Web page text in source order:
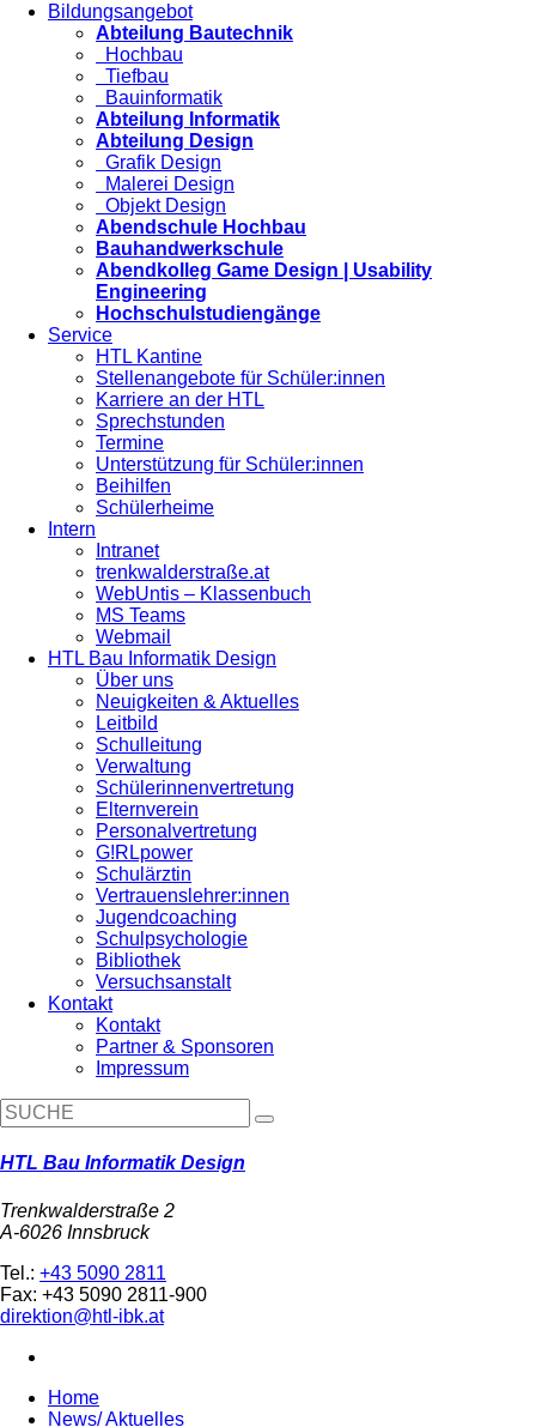
Bildungsangebot
Abteilung Bautechnik
Hochbau
Tiefbau
Bauinformatik
Abteilung Informatik
Abteilung Design
Grafik Design
Malerei Design
Objekt Design
Abendschule Hochbau
Bauhandwerkschule
Abendkolleg Game Design | Usability
Engineering
Hochschulstudiengänge
Service
HTL Kantine
Stellenangebote für Schüler:innen
Karriere an der HTL
Sprechstunden
Termine
Unterstützung für Schüler:innen
Beihilfen
Schülerheime
Intern
Intranet
trenkwalderstraße.at
WebUntis – Klassenbuch
MS Teams
Webmail
HTL Bau Informatik Design
Über uns
Neuigkeiten & Aktuelles
Leitbild
Schulleitung
Verwaltung
Schülerinnenvertretung
Elternverein
Personalvertretung
G!RLpower
Schulärztin
Vertrauenslehrer:innen
Jugendcoaching
Schulpsychologie
Bibliothek
Versuchsanstalt
Kontakt
Kontakt
Partner & Sponsoren
Impressum
HTL Bau Informatik Design
Trenkwalderstraße 2
A-6026 Innsbruck
Tel.: +43 5090 2811
Fax: +43 5090 2811-900
direktion@htl-ibk.at
Home
News/ Aktuelles